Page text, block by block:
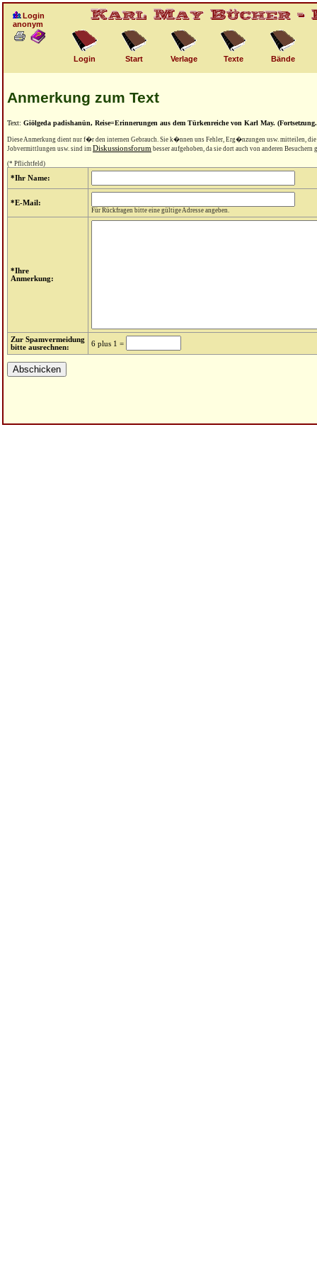
Login
anonym
Login Start Verlage Texte Bände
Anmerkung zum Text
Text: Giölgeda padishanün, Reise=Erinnerungen aus dem Türkenreiche von Karl May.
Diese Anmerkung dient nur f�r den internen Gebrauch. Sie k�nnen uns Fehler, Erg�nzungen usw. mitteilen,
Jobvermittlungen usw. sind im Diskussionsforum besser aufgehoben, da sie dort auch von anderen
(* Pflichtfeld)
*Ihr Name:
*E-Mail:
Für Rückfragen bitte eine gültige Adresse angeben.
*Ihre
Anmerkung:
Zur Spamvermeidung
bitte ausrechnen:
6 plus 1 =